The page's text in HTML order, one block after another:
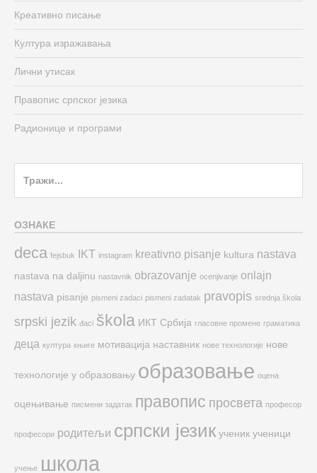
Креативно писање
Култура изражавања
Лични утисак
Правопис српског језика
Радионице и програми
ОЗНАКЕ
deca fejsbuk IKT instagram kreativno pisanje kultura nastava
nastava na daljinu nastavnik obrazovanje ocenjivanje onlajn
nastava pisanje pismeni zadaci pismeni zadatak pravopis srednja škola
srpski jezik đaci škola ИКТ Србија гласовне промене граматика
деца култура књиге мотивација наставник нове технологије нове
технологије у образовању образовање оцена
оцењивање писмени задатак правопис просвета професор
професори родитељи српски језик ученик ученици
учење школа